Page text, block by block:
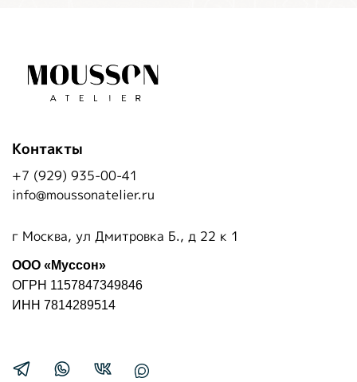
Контакты
+7 (929) 935-00-41
info@moussonatelier.ru
г Москва, ул Дмитровка Б., д 22 к 1
ООО «Муссон»
ОГРН 1157847349846
ИНН 7814289514